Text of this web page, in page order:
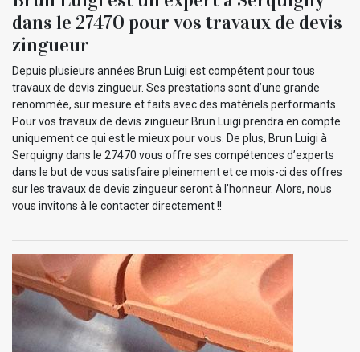
dans le 27470 pour vos travaux de devis
zingueur
Depuis plusieurs années Brun Luigi est compétent pour tous
travaux de devis zingueur. Ses prestations sont d’une grande
renommée, sur mesure et faits avec des matériels performants.
Pour vos travaux de devis zingueur Brun Luigi prendra en compte
uniquement ce qui est le mieux pour vous. De plus, Brun Luigi à
Serquigny dans le 27470 vous offre ses compétences d’experts
dans le but de vous satisfaire pleinement et ce mois-ci des offres
sur les travaux de devis zingueur seront à l’honneur. Alors, nous
vous invitons à le contacter directement !!